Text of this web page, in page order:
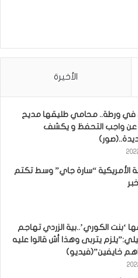
الأخيرة
في ورطة.. محامي طليقها مديح
عن واجب التحفظ و يكشف
الأمريكية “سارة جاي” وسط تكتم
‘بنت الكوري’..بية الزردي تهاجم
يتربى وهذا أش قالوا عليه
خايفين”(فيديو)